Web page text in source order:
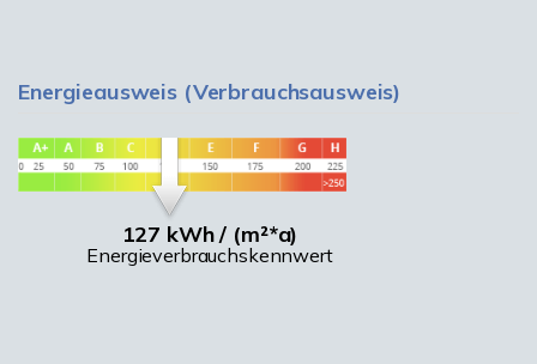
Energieausweis (Verbrauchsausweis)
127 kWh / (m²*a)
Energieverbrauchskennwert